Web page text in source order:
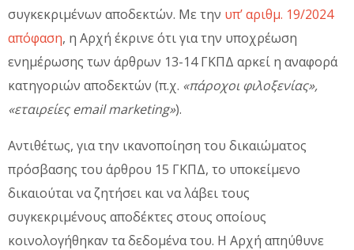
συγκεκριμένων αποδεκτών. Με την υπ’ αριθμ. 19/2024
απόφαση, η Αρχή έκρινε ότι για την υποχρέωση
ενημέρωσης των άρθρων 13-14 ΓΚΠΔ αρκεί η αναφορά
κατηγοριών αποδεκτών (π.χ. «πάροχοι φιλοξενίας»,
«εταιρείες email marketing»).
Αντιθέτως, για την ικανοποίηση του δικαιώματος
πρόσβασης του άρθρου 15 ΓΚΠΔ, το υποκείμενο
δικαιούται να ζητήσει και να λάβει τους
συγκεκριμένους αποδέκτες στους οποίους
κοινολογήθηκαν τα δεδομένα του. Η Αρχή απηύθυνε